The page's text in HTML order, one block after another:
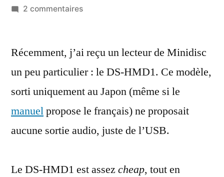
par
2 commentairessur
HMD1,
lecteur
de
Minidisc
sortie
Récemment, j’ai reçu un lecteur de Minidisc
un peu particulier : le DS-HMD1. Ce modèle,
sorti uniquement au Japon (même si le
manuelpropose le français) ne proposait
aucune sortie audio, juste de l’USB.
Le DS-HMD1 est assez cheap, tout en